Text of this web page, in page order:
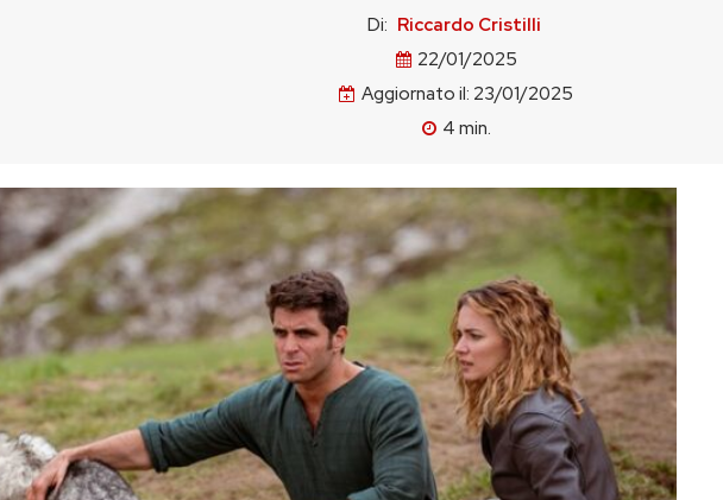
Di: Riccardo Cristilli
22/01/2025
Aggiornato il: 23/01/2025
4 min.